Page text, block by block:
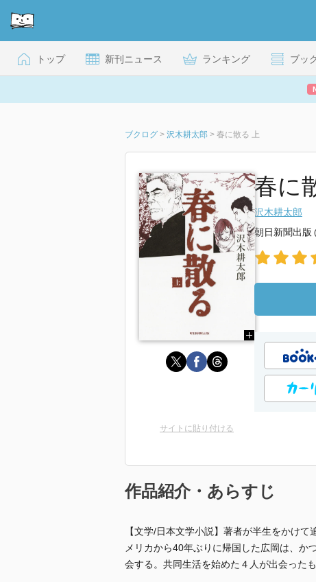
トップ 新刊ニュース ランキング ブッ
ブクログ > 沢木耕太郎 > 春に散る 上
春に
沢木耕太郎
朝日新聞出版
サイトに貼り付ける
作品紹介・あらすじ
【文学/日本文学小説】著者が半生をかけ
メリカから40年ぶりに帰国した広岡は、か
会する。共同生活を始めた４人が出会った